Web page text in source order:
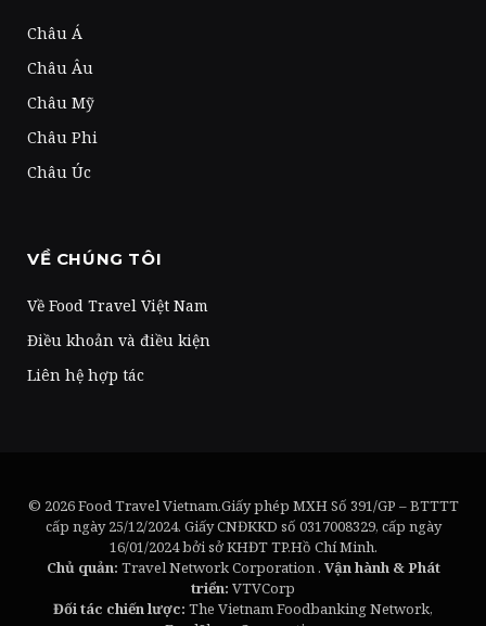
Châu Á
Châu Âu
Châu Mỹ
Châu Phi
Châu Úc
VỀ CHÚNG TÔI
Về Food Travel Việt Nam
Điều khoản và điều kiện
Liên hệ hợp tác
© 2026 Food Travel Vietnam.Giấy phép MXH Số 391/GP – BTTTT
cấp ngày 25/12/2024. Giấy CNĐKKD số 0317008329, cấp ngày
16/01/2024 bởi sở KHĐT TP.Hồ Chí Minh.
Chủ quản: Travel Network Corporation . Vận hành & Phát
triển: VTVCorp
Đối tác chiến lược: The Vietnam Foodbanking Network,